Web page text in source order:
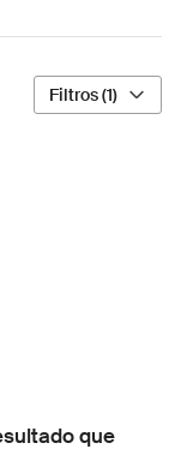
Filtros (1)
que